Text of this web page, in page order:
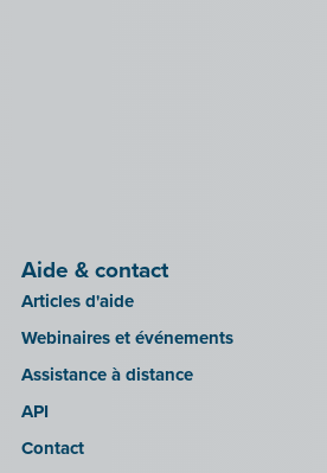
Aide & contact
Articles d'aide
Webinaires et événements
Assistance à distance
API
Contact